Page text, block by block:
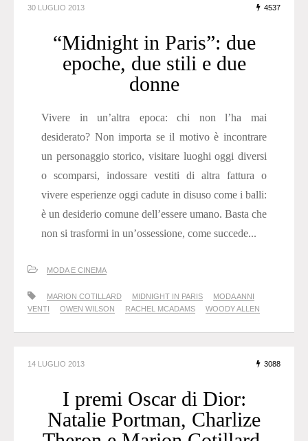
30 LUGLIO 2013 4537
“Midnight in Paris”: due
epoche, due stili e due
donne
Vivere in un’altra epoca: chi non l’ha mai
desiderato? Non importa se il motivo è incontrare
un personaggio storico, visitare luoghi oggi diversi
o scomparsi, indossare vestiti di altra fattura o
vivere esperienze oggi cadute in disuso come i balli:
è un desiderio comune dell’essere umano. Basta che
non si trasformi in un’ossessione, come succede...
MODA E CINEMA
MARION COTILLARD MIDNIGHT IN PARIS
MODA ANNI
VENTI
OWEN WILSON RACHEL MCADAMS WOODY ALLEN
14 LUGLIO 2013 3088
I premi Oscar di Dior:
Natalie Portman, Charlize